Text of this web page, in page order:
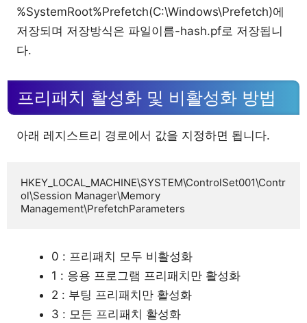
%SystemRoot%Prefetch(C:\Windows\Prefetch)에
저장되며 저장방식은 파일이름-hash.pf로 저장됩니
다.
프리패치 활성화 및 비활성화 방법
아래 레지스트리 경로에서 값을 지정하면 됩니다.
HKEY_LOCAL_MACHINE\SYSTEM\ControlSet001\Contr
ol\Session Manager\Memory
Management\PrefetchParameters
0 : 프리패치 모두 비활성화
1 : 응용 프로그램 프리패치만 활성화
2 : 부팅 프리패치만 활성화
3 : 모든 프리패치 활성화